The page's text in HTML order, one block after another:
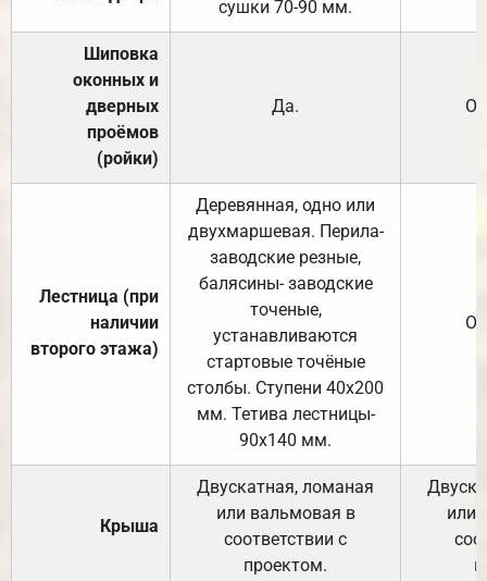
сушки 70-90 мм.
Шиповка
оконных и
дверных
проёмов
(ройки)
Да.
Лестница (при
наличии
второго этажа)
Деревянная, одно или
двухмаршевая. Перила-
заводские резные,
балясины- заводские
точеные,
устанавливаются
стартовые точёные
столбы. Ступени 40х200
мм. Тетива лестницы-
90х140 мм.
Крыша
Двускатная, ломаная
или вальмовая в
соответствии с
проектом.
или